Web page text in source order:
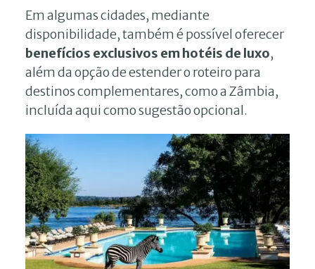
Em algumas cidades, mediante
disponibilidade, também é possível oferecer
benefícios exclusivos em hotéis de luxo,
além da opção de estender o roteiro para
destinos complementares, como a Zâmbia,
incluída aqui como sugestão opcional.